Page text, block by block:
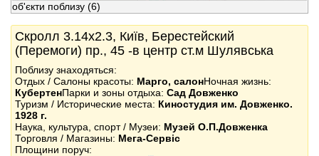
об'єкти поблизу (6)
Скролл 3.14x2.3, Київ, Берестейский
(Перемоги) пр., 45 -в центр ст.м Шулявська
Поблизу знаходяться:
Отдых / Салоны красоты: Марго, салонНочная жизнь:
КубертенПарки и зоны отдыха: Сад Довженко
Туризм / Исторические места: Киностудия им. Довженко.
1928 г.
Наука, культура, спорт / Музеи: Музей О.П.Довженка
Торговля / Магазины: Мега-Сервіс
Площини поруч: